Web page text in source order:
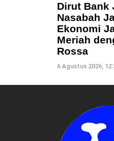
Dirut Bank
Nasabah
Ekonomi
Meriah
Rossa
6 Agustus 2026,